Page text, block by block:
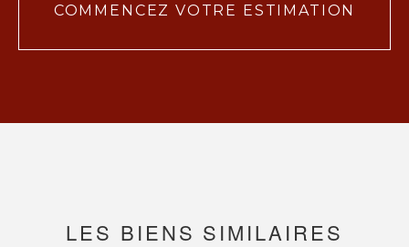
COMMENCEZ VOTRE ESTIMATION
LES BIENS SIMILAIRES